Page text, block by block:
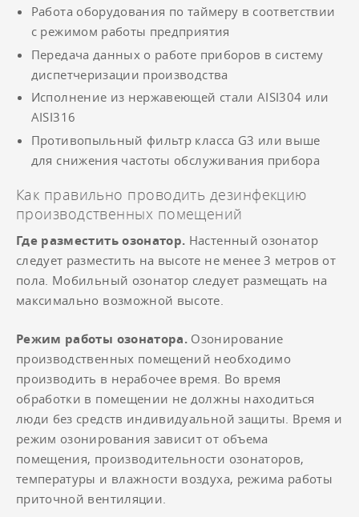
Работа оборудования по таймеру в соответствии
с режимом работы предприятия
Передача данных о работе приборов в систему
диспетчеризации производства
Исполнение из нержавеющей стали AISI304 или
AISI316
Противопыльный фильтр класса G3 или выше
для снижения частоты обслуживания прибора
Как правильно проводить дезинфекцию
производственных помещений
Где разместить озонатор. Настенный озонатор
следует разместить на высоте не менее 3 метров от
пола. Мобильный озонатор следует размещать на
максимально возможной высоте.
Режим работы озонатора. Озонирование
производственных помещений необходимо
производить в нерабочее время. Во время
обработки в помещении не должны находиться
люди без средств индивидуальной защиты. Время и
режим озонирования зависит от объема
помещения, производительности озонаторов,
температуры и влажности воздуха, режима работы
приточной вентиляции.